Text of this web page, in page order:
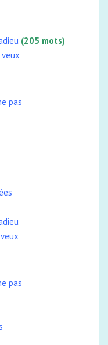
(205 mots)
pas
pas